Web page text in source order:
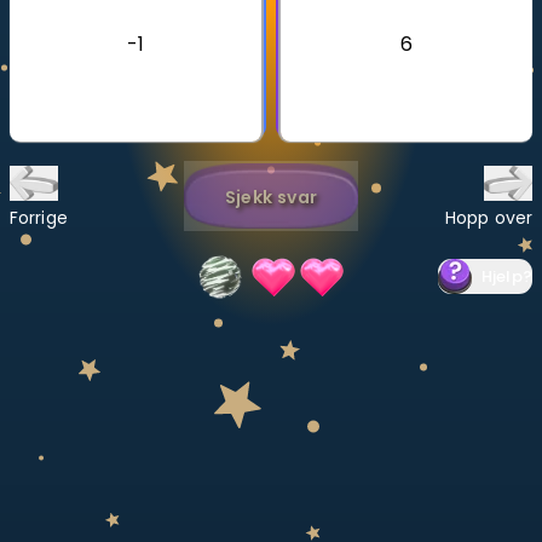
LÆREPLAN
Velg læreplan
Logg inn
-1 6
Forrige
Sjekk svar
Hopp over
?